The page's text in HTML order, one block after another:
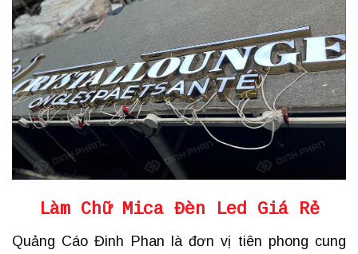
Làm Chữ Mica Đèn Led Giá Rẻ
Quảng Cáo Đinh Phan là đơn vị tiên phong cung